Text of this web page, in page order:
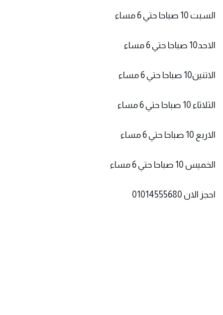
السبت 10 صباحا حتي 6 مساء
الاحد10 صباحا حتي 6 مساء
الاتنين10 صباحا حتي 6 مساء
الثلاثاء 10 صباحا حتي 6 مساء
الاربع 10 صباحا حتي 6 مساء
الخميس 10 صباحا حتي 6 مساء
احجز الان